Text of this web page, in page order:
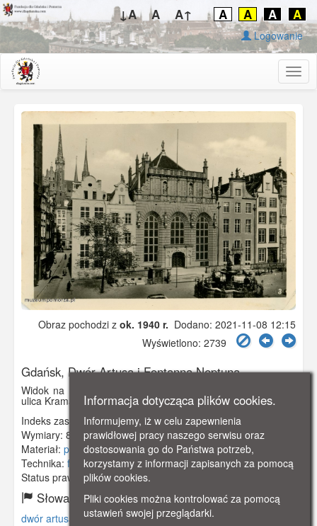
↓A A A↑ A A A A
Logowanie
Obraz pochodzi z ok. 1940 r. Dodano: 2021-11-08 12:15
Wyświetlono: 2739
Gdańsk, Dwór Artusa i Fontanna Neptuna
Widok na Dwór Artusa i Fontannę Neptuna. Z lewej strony
ulica Kramarska.
Indeks zasobu:GSP02963
Wymiary: 85 x 65 mm
Materiał: papier fotograficzny
Technika: fotografia czarno-biała
Status prawny:Użycie Niekomercyjne
Słowa kluczowe:
dwór artusa kramarska,fontanna neptuna,
Informacja dotycząca plików cookies.
Informujemy, iż w celu zapewnienia
prawidłowej pracy naszego serwisu oraz
dostosowania go do Państwa potrzeb,
korzystamy z informacji zapisanych za pomocą
plików cookies.
Pliki cookies można kontrolować za pomocą
ustawień swojej przeglądarki.